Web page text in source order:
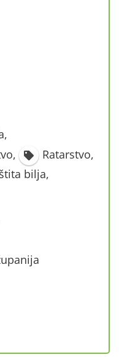
,
, Ratarstvo,
bilja,